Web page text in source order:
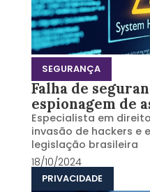
SEGURANÇA
Falha de
espionagem de
Especialista em
invasão de hackers e
legislação brasileira
18/10/2024
PRIVACIDADE